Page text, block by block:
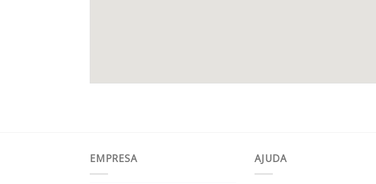
EMPRESA AJUDA